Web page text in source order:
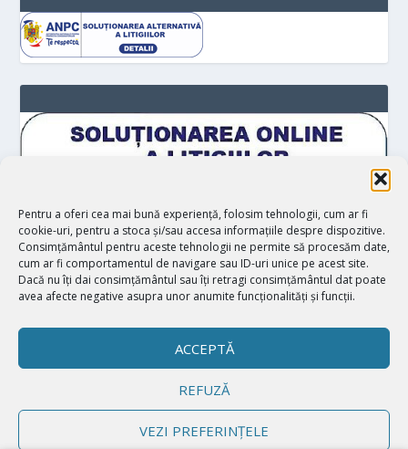
Pentru a oferi cea mai bună experiență, folosim tehnologii, cum ar fi
cookie-uri, pentru a stoca și/sau accesa informațiile despre dispozitive.
Consimțământul pentru aceste tehnologii ne permite să procesăm date,
cum ar fi comportamentul de navigare sau ID-uri unice pe acest site.
Dacă nu îți dai consimțământul sau îți retragi consimțământul dat poate
avea afecte negative asupra unor anumite funcționalități și funcții.
ACCEPTĂ
REFUZĂ
VEZI PREFERINȚELE
Proiectat deElegant Themes| Realizat deWordPress